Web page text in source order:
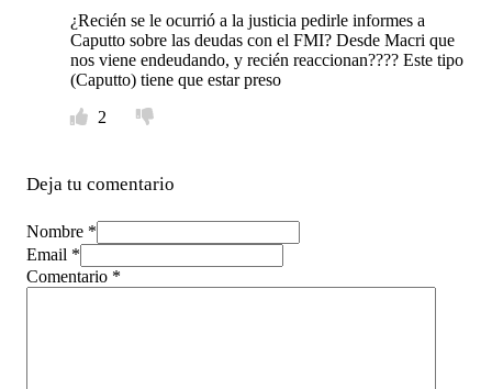
¿Recién se le ocurrió a la justicia pedirle informes a
Caputto sobre las deudas con el FMI? Desde Macri que
nos viene endeudando, y recién reaccionan???? Este tipo
(Caputto) tiene que estar preso
2
Deja tu comentario
Nombre *
Email *
Comentario *